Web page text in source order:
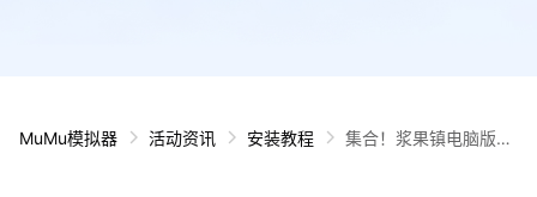
MuMu模拟器 活动资讯 安装教程
集合！浆果镇电脑版P